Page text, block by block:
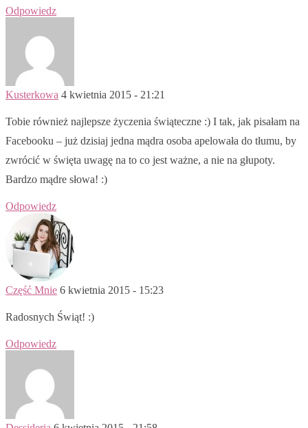
Odpowiedz
Kusterkowa 4 kwietnia 2015 - 21:21
Tobie również najlepsze życzenia świąteczne :) I tak, jak pisałam na
Facebooku – już dzisiaj jedna mądra osoba apelowała do tłumu, by
zwrócić w święta uwagę na to co jest ważne, a nie na głupoty.
Bardzo mądre słowa! :)
Odpowiedz
Część Mnie 6 kwietnia 2015 - 15:23
Radosnych Świąt! :)
Odpowiedz